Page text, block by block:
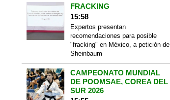
FRACKING
15:58
Expertos presentan
recomendaciones para posible
"fracking" en México, a petición de
Sheinbaum
CAMPEONATO MUNDIAL
DE POOMSAE, COREA DEL
SUR 2026